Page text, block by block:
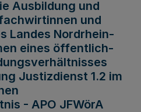
Ausbildung und
und
Landes Nordrhein-
eines öffentlich-
Justizdienst 1.2 im
- APO JFWörA